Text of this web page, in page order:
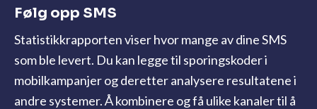
Følg opp SMS
Statistikkrapporten viser hvor mange av dine SMS
som ble levert. Du kan legge til sporingskoder i
mobilkampanjer og deretter analysere resultatene i
andre systemer. Å kombinere og få ulike kanaler til å